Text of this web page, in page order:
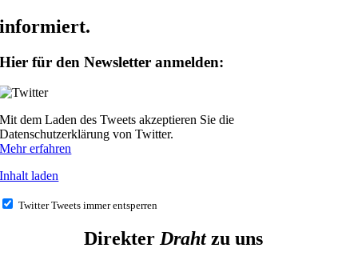
informiert.
Hier für den Newsletter anmelden:
Mit dem Laden des Tweets akzeptieren Sie die
Datenschutzerklärung von Twitter.
Mehr erfahren
Inhalt laden
Twitter Tweets immer entsperren
Direkter Drahtzu uns